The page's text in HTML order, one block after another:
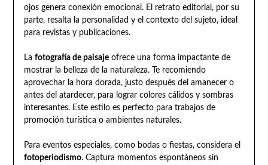
ojos genera conexión emocional. El retrato editorial, por su
parte, resalta la personalidad y el contexto del sujeto, ideal
para revistas y publicaciones.
La fotografía de paisajeofrece una forma impactante de
mostrar la belleza de la naturaleza. Te recomiendo
aprovechar la hora dorada, justo después del amanecer o
antes del atardecer, para lograr colores cálidos y sombras
interesantes. Este estilo es perfecto para trabajos de
promoción turística o ambientes naturales.
Para eventos especiales, como bodas o fiestas, considera el
fotoperiodismo. Captura momentos espontáneos sin